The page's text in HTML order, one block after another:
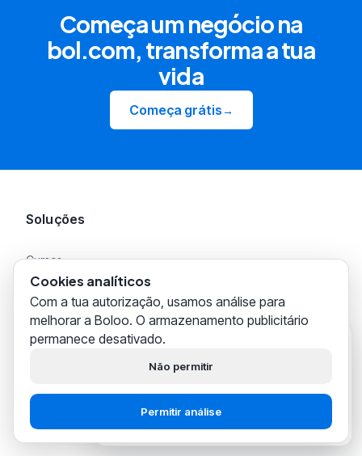
Começa um negócio na
bol.com, transforma a tua
vida
Começa grátis→
Soluções
Cursos
Coaching 1:1
Novos vendedores bol.com
Preços
Boloo
vendedores bol.com
Cookies analíticos
Com a tua autorização, usamos análise para
melhorar a Boloo. O armazenamento publicitário
permanece desativado.
Não permitir
Permitir análise